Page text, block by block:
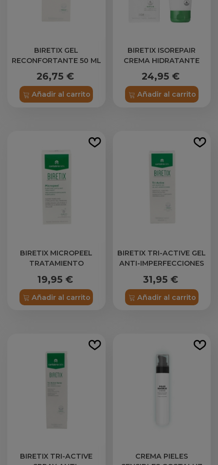
BIRETIX GEL
RECONFORTANTE 50 ML
26,75 €
Añadir al carrito
BIRETIX ISOREPAIR
CREMA HIDRATANTE
REGENERADORA 1
ENVASE 50 ML
24,95 €
Añadir al carrito
BIRETIX MICROPEEL
TRATAMIENTO
PURIFICANTE 1 ENVASE
50 ML
19,95 €
Añadir al carrito
BIRETIX TRI-ACTIVE GEL
ANTI-IMPERFECCIONES
31,95 €
Añadir al carrito
BIRETIX TRI-ACTIVE
CREMA PIELES